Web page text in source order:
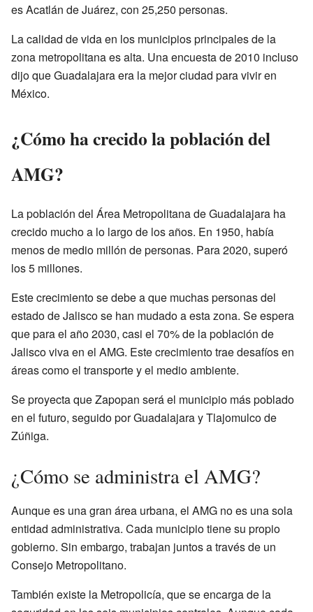
es Acatlán de Juárez, con 25,250 personas.
La calidad de vida en los municipios principales de la
zona metropolitana es alta. Una encuesta de 2010 incluso
dijo que Guadalajara era la mejor ciudad para vivir en
México.
¿Cómo ha crecido la población del
AMG?
La población del Área Metropolitana de Guadalajara ha
crecido mucho a lo largo de los años. En 1950, había
menos de medio millón de personas. Para 2020, superó
los 5 millones.
Este crecimiento se debe a que muchas personas del
estado de Jalisco se han mudado a esta zona. Se espera
que para el año 2030, casi el 70% de la población de
Jalisco viva en el AMG. Este crecimiento trae desafíos en
áreas como el transporte y el medio ambiente.
Se proyecta que Zapopan será el municipio más poblado
en el futuro, seguido por Guadalajara y Tlajomulco de
Zúñiga.
¿Cómo se administra el AMG?
Aunque es una gran área urbana, el AMG no es una sola
entidad administrativa. Cada municipio tiene su propio
gobierno. Sin embargo, trabajan juntos a través de un
Consejo Metropolitano.
También existe la Metropolicía, que se encarga de la